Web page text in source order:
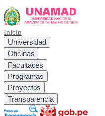
Inicio
Universidad
Oficinas
Facultades
Programas
Proyectos
Transparencia